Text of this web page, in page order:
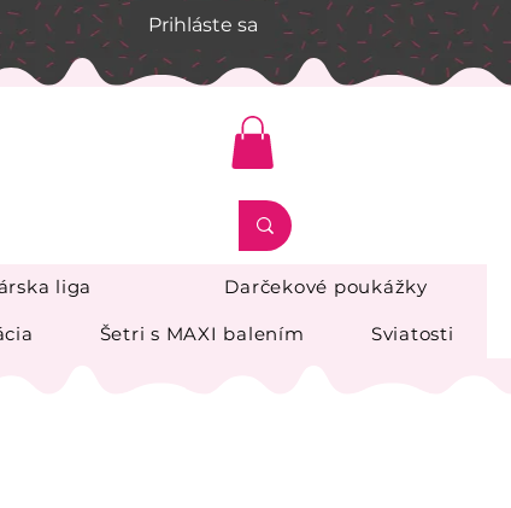
Prihláste sa
liga Darčekové poukážky
Šetri s MAXI balením Sviatosti